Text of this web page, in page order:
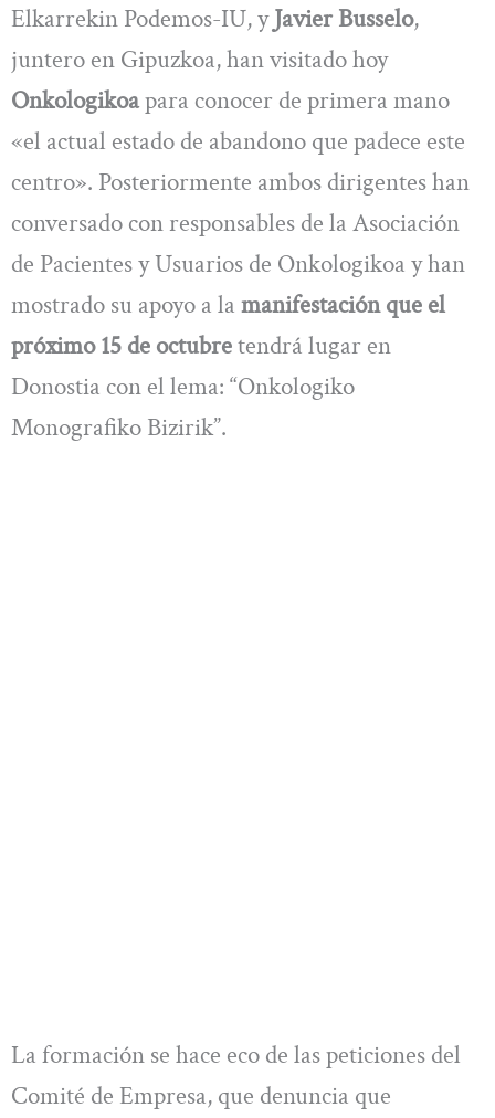
Elkarrekin Podemos-IU, yJavier Busselo,
juntero en Gipuzkoa, han visitado hoy
Onkologikoapara conocer de primera mano
«el actual estado de abandono que padece este
centro». Posteriormente ambos dirigentes han
conversado con responsables de la Asociación
de Pacientes y Usuarios de Onkologikoa y han
mostrado su apoyo a la manifestación que el
próximo 15 de octubretendrá lugar en
Donostia con el lema: “Onkologiko
Monografiko Bizirik”.
La formación se hace eco de las peticiones del
Comité de Empresa, que denuncia que